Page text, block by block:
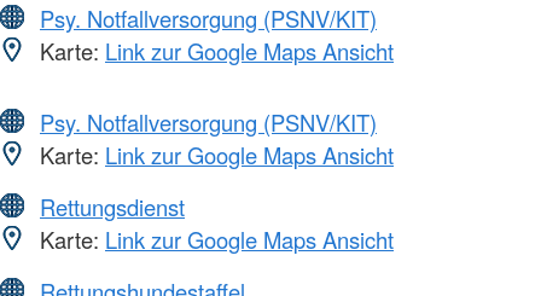
Psy. Notfallversorgung (PSNV/KIT)
Karte: Link zur Google Maps Ansicht
Psy. Notfallversorgung (PSNV/KIT)
Karte: Link zur Google Maps Ansicht
Rettungsdienst
Karte: Link zur Google Maps Ansicht